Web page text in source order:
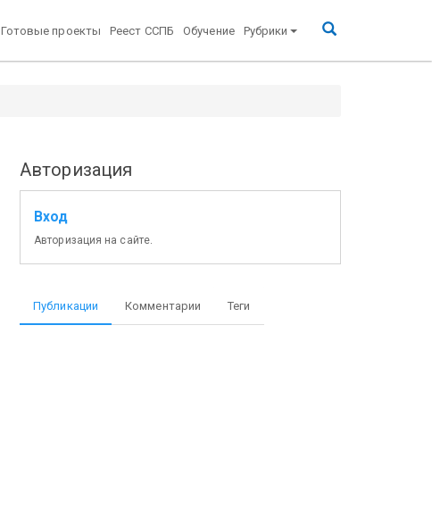
Готовые проекты Реест ССПБ Обучение Рубрики
Авторизация
Вход
Авторизация на сайте.
Публикации Комментарии Теги